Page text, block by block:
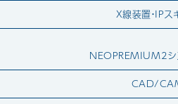
X線装置・IPス
NEOPREMIUM2シ
CAD/